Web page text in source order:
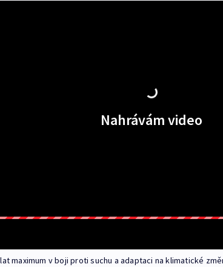
Nahrávám video
maximum v boji proti suchu a adaptaci na klimatické